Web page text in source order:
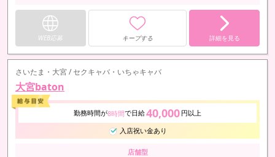
WEB応募 キープする 詳細を見る
さいたま・大宮 / セクキャバ・いちゃキャバ
大宮baton
勤務時間が8時間で日給40,000 円以上
入店祝い金あり
店舗型